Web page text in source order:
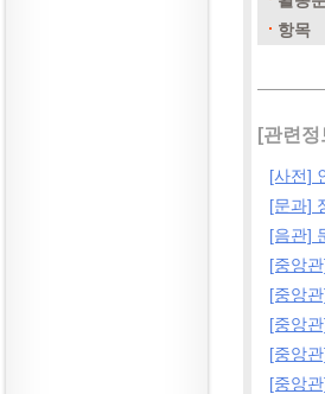
항목
[관련정
[사전]
[문과]
[음관]
[중앙
[중앙
[중앙
[중앙
[중앙